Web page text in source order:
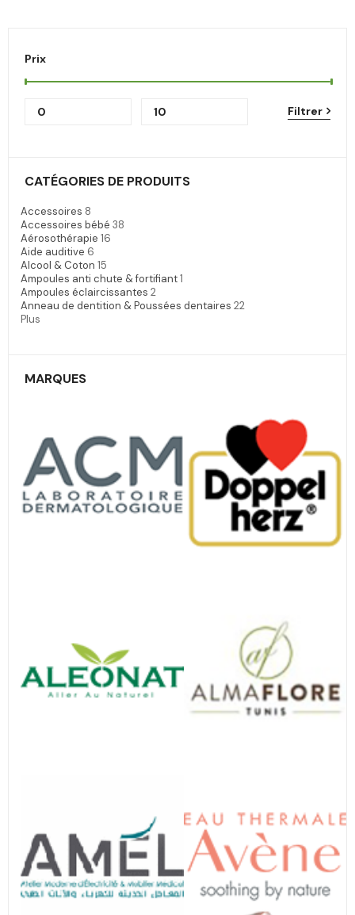
Prix
Filtrer
CATÉGORIES DE PRODUITS
Accessoires 8
Accessoires bébé 38
Aérosothérapie 16
Aide auditive 6
Alcool & Coton 15
Ampoules anti chute & fortifiant1
Ampoules éclaircissantes 2
Anneau de dentition & Poussées dentaires 22
Plus
MARQUES